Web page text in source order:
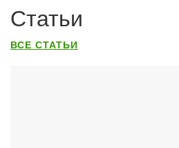
Статьи
ВСЕ СТАТЬИ